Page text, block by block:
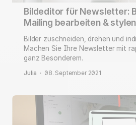
Bildeditor für Newsletter:
Mailing bearbeiten & stylen
Bilder zuschneiden, drehen und
Machen Sie Ihre Newsletter mit
ganz Besonderem.
Julia · 08. September 2021